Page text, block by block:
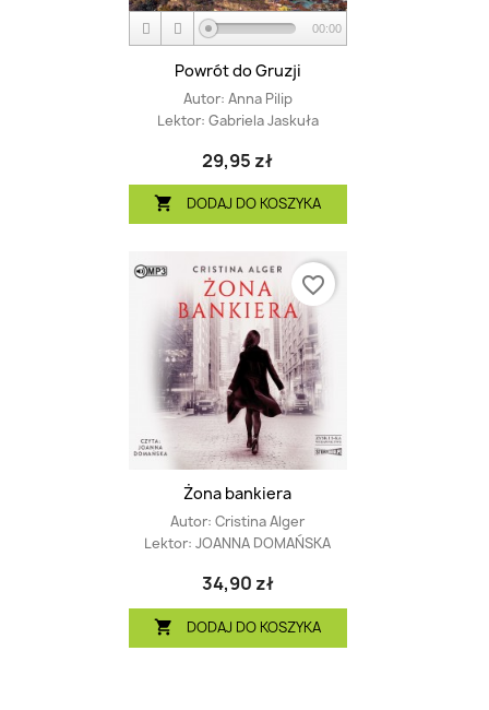
00:00
Powrót do Gruzji
Autor: Anna Pilip
Lektor: Gabriela Jaskuła
29,95 zł
 DODAJ DO KOSZYKA
Żona bankiera
Autor: Cristina Alger
Lektor: JOANNA DOMAŃSKA
34,90 zł
 DODAJ DO KOSZYKA
favorite_border